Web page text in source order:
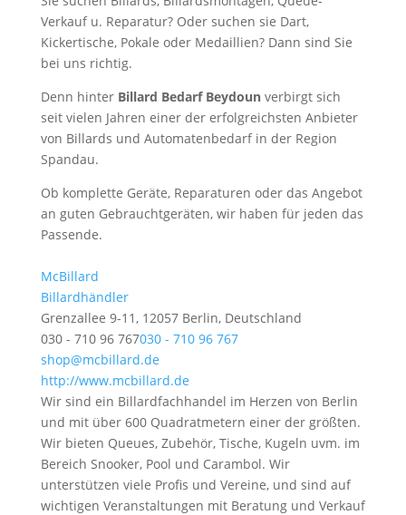
Verkauf u. Reparatur? Oder suchen sie Dart,
Kickertische, Pokale oder Medaillien? Dann sind Sie
bei uns richtig.
Denn hinter Billard Bedarf Beydounverbirgt sich
seit vielen Jahren einer der erfolgreichsten Anbieter
von Billards und Automatenbedarf in der Region
Spandau.
Ob komplette Geräte, Reparaturen oder das Angebot
an guten Gebrauchtgeräten, wir haben für jeden das
Passende.
McBillard
Billardhändler
Grenzallee 9-11, 12057 Berlin, Deutschland
030 - 710 96 767030 - 710 96 767
shop@mcbillard.de
http://www.mcbillard.de
Wir sind ein Billardfachhandel im Herzen von Berlin
und mit über 600 Quadratmetern einer der größten.
Wir bieten Queues, Zubehör, Tische, Kugeln uvm. im
Bereich Snooker, Pool und Carambol. Wir
unterstützen viele Profis und Vereine, und sind auf
wichtigen Veranstaltungen mit Beratung und Verkauf